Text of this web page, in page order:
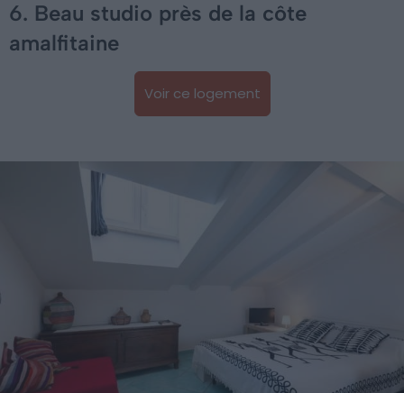
6. Beau studio près de la côte
amalfitaine
Voir ce logement